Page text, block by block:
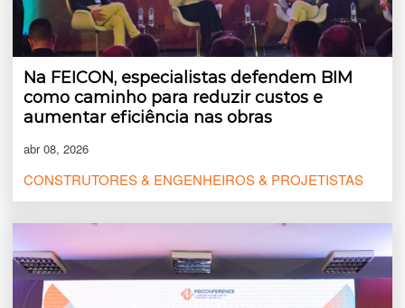
Na FEICON, especialistas defendem BIM
como caminho para reduzir custos e
aumentar eficiência nas obras
abr 08, 2026
CONSTRUTORES & ENGENHEIROS & PROJETISTAS